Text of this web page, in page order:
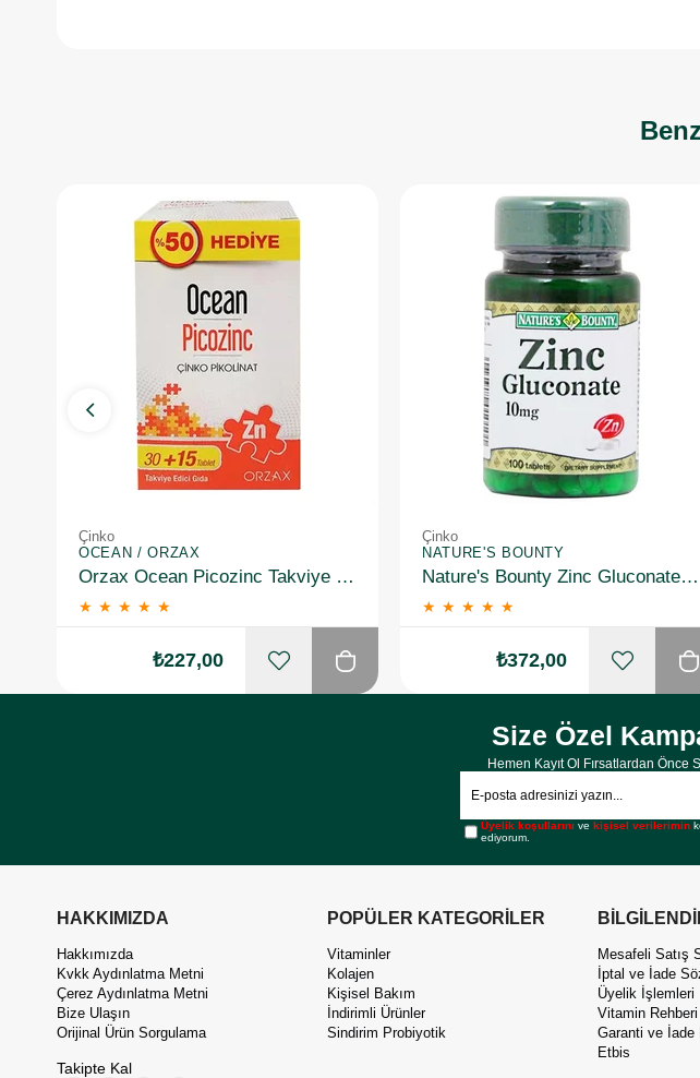
Çinko
OCEAN / ORZAX
Orzax Ocean Picozinc Takviye Edici Gıda 30 + 15 Tablet
★ ★ ★ ★ ★
₺227,00
Çinko
NATURE'S BOUNTY
Nature's Bounty Zinc Gluconate 10 mg 100 Tablet
★ ★ ★ ★ ★
₺372,00
Size Özel
Hemen Kayıt Ol Fırsatlardan Önce
Üyelik koşullarını vekişisel verilerimin
ediyorum.
HAKKIMIZDA
Hakkımızda
Kvkk Aydınlatma Metni
Çerez Aydınlatma Metni
Bize Ulaşın
Orijinal Ürün Sorgulama
Takipte Kal
POPÜLER KATEGORİLER
Vitaminler
Kolajen
Kişisel Bakım
İndirimli Ürünler
Sindirim Probiyotik
Mesafeli Satış
İptal ve İade
Üyelik İşlemleri
Vitamin Rehberi
Garanti ve İade
Etbis